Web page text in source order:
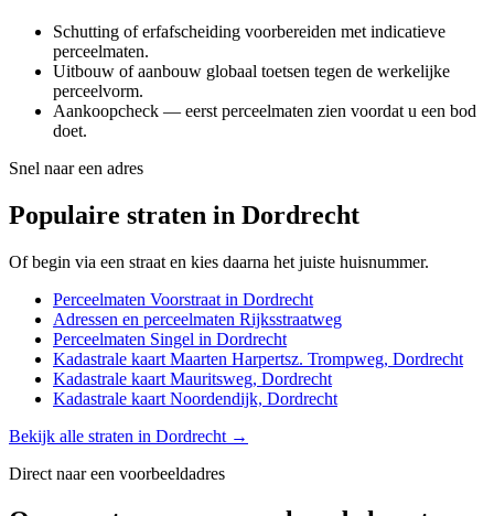
Schutting of erfafscheiding voorbereiden met indicatieve
perceelmaten.
Uitbouw of aanbouw globaal toetsen tegen de werkelijke
perceelvorm.
Aankoopcheck — eerst perceelmaten zien voordat u een bod
doet.
Snel naar een adres
Populaire straten in Dordrecht
Of begin via een straat en kies daarna het juiste huisnummer.
Perceelmaten Voorstraat in Dordrecht
Adressen en perceelmaten Rijksstraatweg
Perceelmaten Singel in Dordrecht
Kadastrale kaart Maarten Harpertsz. Trompweg, Dordrecht
Kadastrale kaart Mauritsweg, Dordrecht
Kadastrale kaart Noordendijk, Dordrecht
Bekijk alle straten in Dordrecht →
Direct naar een voorbeeldadres